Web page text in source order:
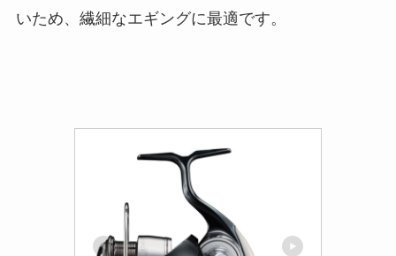
いため、繊細なエギングに最適です。